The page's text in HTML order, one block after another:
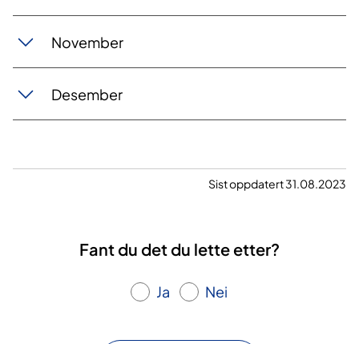
November​
Desember
Sist oppdatert 31.08.2023
Fant du det du lette etter?
Ja Nei